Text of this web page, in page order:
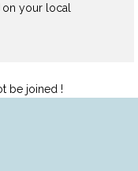
your local
be joined !